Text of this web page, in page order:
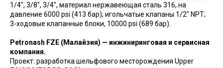
1/4", 3/8", 3/4", материал нержавеющая сталь 316, на
давление 6000 psi (413 бар); игольчатые клапаны 1/2" NPT;
3-ходовые клапанные блоки, 10000 psi (689 бар).
Petronash FZE (Малайзия) — инжиниринговая и сервисная
компания.
Проект: разработка шельфового месторождения Upper